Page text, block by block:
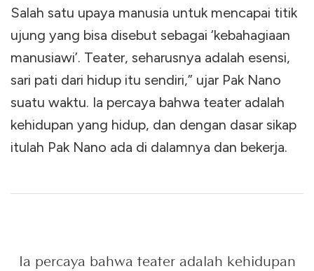
Salah satu upaya manusia untuk mencapai titik
ujung yang bisa disebut sebagai ‘kebahagiaan
manusiawi’. Teater, seharusnya adalah esensi,
sari pati dari hidup itu sendiri,” ujar Pak Nano
suatu waktu. Ia percaya bahwa teater adalah
kehidupan yang hidup, dan dengan dasar sikap
itulah Pak Nano ada di dalamnya dan bekerja.
Ia percaya bahwa teater adalah kehidupan